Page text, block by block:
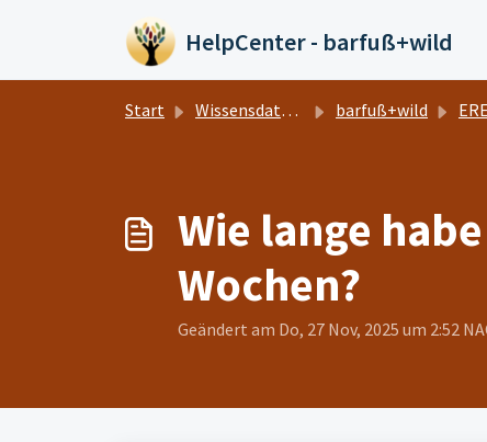
HelpCenter - barfuß+wild
Start Wissensdatenbank barfuß+wild
Wie lange
Wochen?
Geändert am Do, 27 Nov, 2025 um 2:52